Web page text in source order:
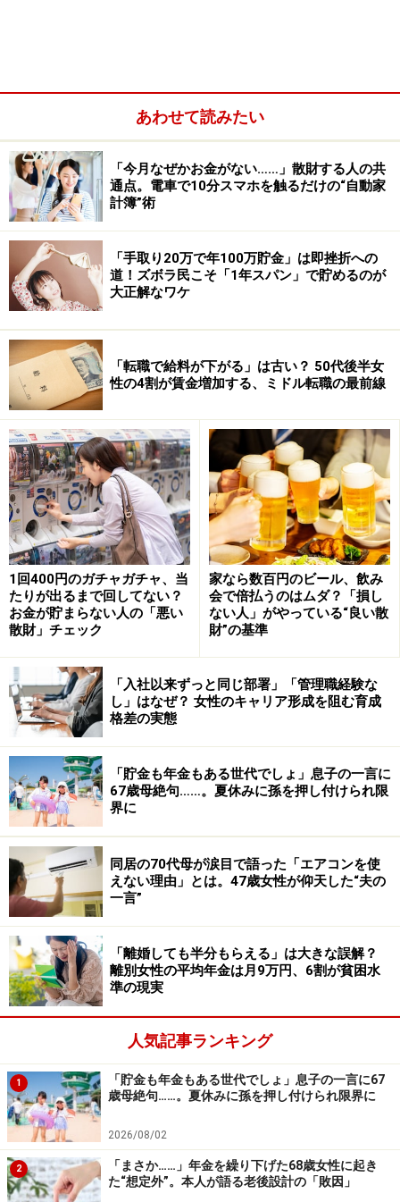
マイナンバーカードを紛失したらやるべき
ことは？
マイナンバーカードを紛失してしまったら、以下の3つ
を行いましょう。迅速に手続きをすれば、悪用されるこ
とを防げます。
「マイナンバー総合フリーダイヤル（0120-95-
0178）」へ電話
紛失手続きを行うと、マイナンバーカードを一時停
止することができます。音声ガイダンス2番を選択
し、紛失手続きを進めましょう。
警察へ遺失届を出す
外出先で紛失した場合、必ず警察署や交番に遺失届
を出しましょう。マイナンバーカードを再発行する
際に、警察で発行される「受理番号」が必要になり
ますので必ず控えておきましょう。
市区町村の窓口で再発行手続き
住んでいる地域の市区町村役場でマイナンバーカー
ドの再発行申請を行いましょう。なお、再交付には
手数料がかかります。
マイナンバーカードを再発行するまでの期間に病院へ行
く必要がある場合、加入している保険者に「資格確認
書」を申請して発行してもらうこともできます。資格確
認書があれば、窓口で最初から医療費を3割負担で受診
できるので、早めの手続きをおすすめします。
※記事内容は執筆時点のものです。最新の内容をご確認くださ
本記事の内容は一般的な情報提供を目的としており、特定の金融
投資や資産運用に関する最終的なご判断はご自身の責任において
行ってください。
掲載情報の正確性・完全性については十分に配慮しております
が、その内容を保証するものではなく、これに基づく損失・損害
などについて当社は一切の責任を負いません。
最新の情報や詳細については、必ず各金融機関やサービス提供者
の公式情報をご確認ください。
あわせて読みたい
「今月なぜかお金がない……」散財する人の共
通点。電車で10分スマホを触るだけの“自動家
計簿”術
「手取り20万で年100万貯金」は即挫折への
道！ズボラ民こそ「1年スパン」で貯めるのが
大正解なワケ
「転職で給料が下がる」は古い？ 50代後半女
性の4割が賃金増加する、ミドル転職の最前線
1回400円のガチャガチャ、当
たりが出るまで回してない？
お金が貯まらない人の「悪い
散財」チェック
家なら数百円のビール、飲み
会で倍払うのはムダ？「損し
ない人」がやっている“良い散
財”の基準
「入社以来ずっと同じ部署」「管理職経験な
し」はなぜ？ 女性のキャリア形成を阻む育成
格差の実態
「貯金も年金もある世代でしょ」息子の一言に
67歳母絶句……。夏休みに孫を押し付けられ限
界に
同居の70代母が涙目で語った「エアコンを使
えない理由」とは。47歳女性が仰天した“夫の
一言”
「離婚しても半分もらえる」は大きな誤解？
離別女性の平均年金は月9万円、6割が貧困水
準の現実
人気記事ランキング
1
「貯金も年金もある世代でしょ」息子の一言に67
歳母絶句……。夏休みに孫を押し付けられ限界に
2026/08/02
2
「まさか……」年金を繰り下げた68歳女性に起き
た“想定外”。本人が語る老後設計の「敗因」